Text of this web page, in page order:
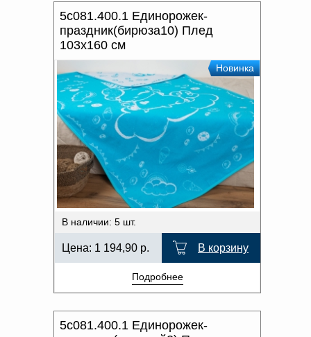
5с081.400.1 Единорожек-
праздник(бирюза10) Плед
103х160 см
Новинка
В наличии: 5 шт.
Цена: 1 194,90 р. В корзину
Подробнее
5с081.400.1 Единорожек-